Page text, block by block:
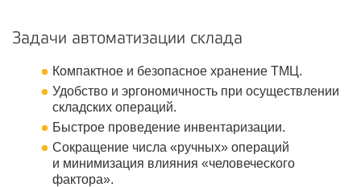
Задачи автоматизации склада
Компактное и безопасное хранение ТМЦ.
Удобство и эргономичность при осуществлении
складских операций.
Быстрое проведение инвентаризации.
Сокращение числа «ручных» операций
и минимизация влияния «человеческого
фактора».